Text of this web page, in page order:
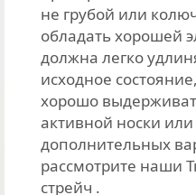
не грубой или
обладать хорошей
должна легко
исходное
хорошо
активной носки
дополнительных
рассмотрите наши
стрейч .